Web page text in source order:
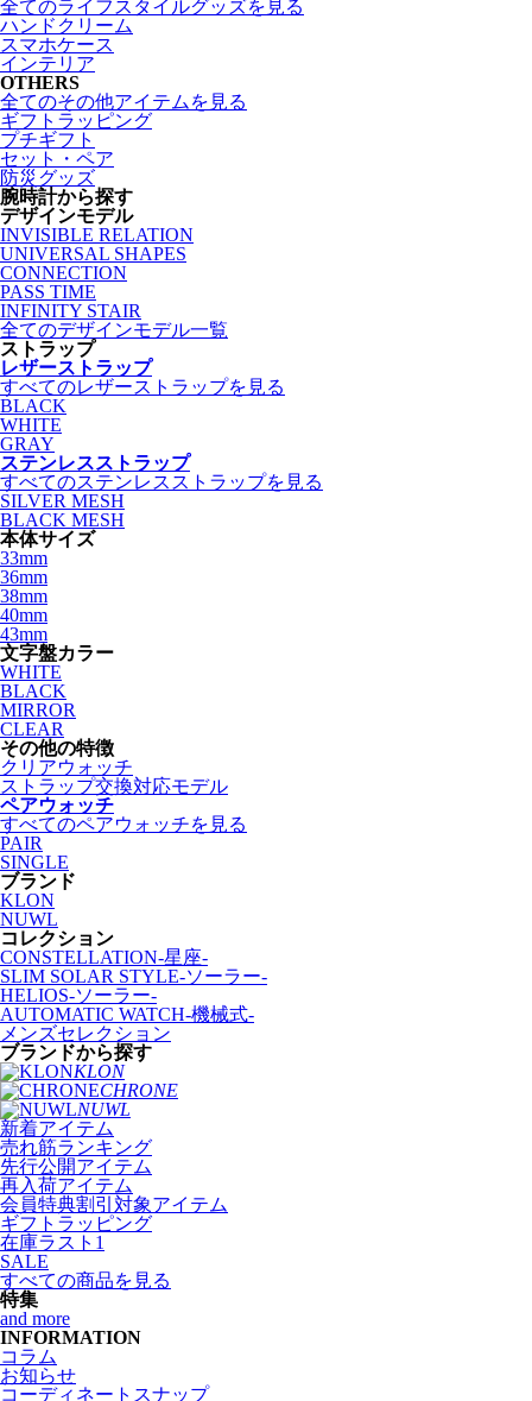
全てのライフスタイルグッズを見る
ハンドクリーム
スマホケース
インテリア
OTHERS
全てのその他アイテムを見る
ギフトラッピング
プチギフト
セット・ペア
防災グッズ
腕時計から探す
デザインモデル
INVISIBLE RELATION
UNIVERSAL SHAPES
CONNECTION
PASS TIME
INFINITY STAIR
全てのデザインモデル一覧
ストラップ
レザーストラップ
すべてのレザーストラップを見る
BLACK
WHITE
GRAY
ステンレスストラップ
すべてのステンレスストラップを見る
SILVER MESH
BLACK MESH
本体サイズ
33mm
36mm
38mm
40mm
43mm
文字盤カラー
WHITE
BLACK
MIRROR
CLEAR
その他の特徴
クリアウォッチ
ストラップ交換対応モデル
ペアウォッチ
すべてのペアウォッチを見る
PAIR
SINGLE
ブランド
KLON
NUWL
コレクション
CONSTELLATION-星座-
SLIM SOLAR STYLE-ソーラー-
HELIOS-ソーラー-
AUTOMATIC WATCH-機械式-
メンズセレクション
ブランドから探す
KLON
CHRONE
NUWL
新着アイテム
売れ筋ランキング
先行公開アイテム
再入荷アイテム
会員特典割引対象アイテム
ギフトラッピング
在庫ラスト1
SALE
すべての商品を見る
特集
and more
INFORMATION
コラム
お知らせ
コーディネートスナップ